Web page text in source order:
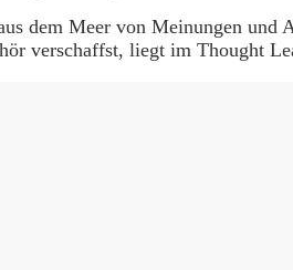
dem Meer von Meinungen und
verschaffst, liegt im Thought